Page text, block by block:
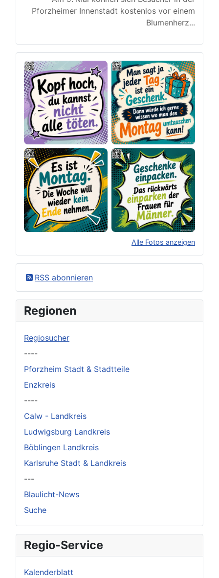
Pforzheimer Innenstadt kostenlos vor einem
Blumenherz...
Alle Fotos anzeigen
RSS abonnieren
Regionen
Regiosucher
----
Pforzheim Stadt & Stadtteile
Enzkreis
----
Calw - Landkreis
Ludwigsburg Landkreis
Böblingen Landkreis
Karlsruhe Stadt & Landkreis
---
Blaulicht-News
Suche
Regio-Service
Kalenderblatt